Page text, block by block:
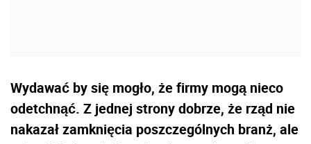
Wydawać by się mogło, że firmy mogą nieco
odetchnąć. Z jednej strony dobrze, że rząd nie
nakazał zamknięcia poszczególnych branż, ale